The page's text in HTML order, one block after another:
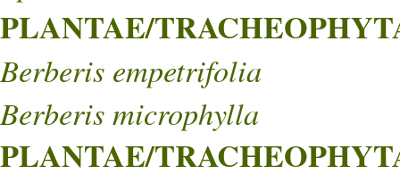
PLANTAE/
Berberis empetrifolia
Berberis microphylla
PLANTAE/